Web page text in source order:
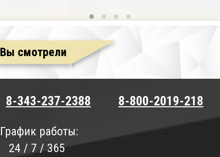
Вы смотрели
8-343-237-2388 8-800-2019-218
График работы:
24 / 7 / 365